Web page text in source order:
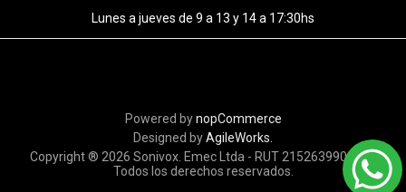
Lunes a jueves de 9 a 13 y 14 a 17:30hs
Powered bynopCommerce
Designed byAgileWorks.
Copyright ® 2026 Sonivox. Emec Ltda - RUT 215263990010 -
Todos los derechos reservados.